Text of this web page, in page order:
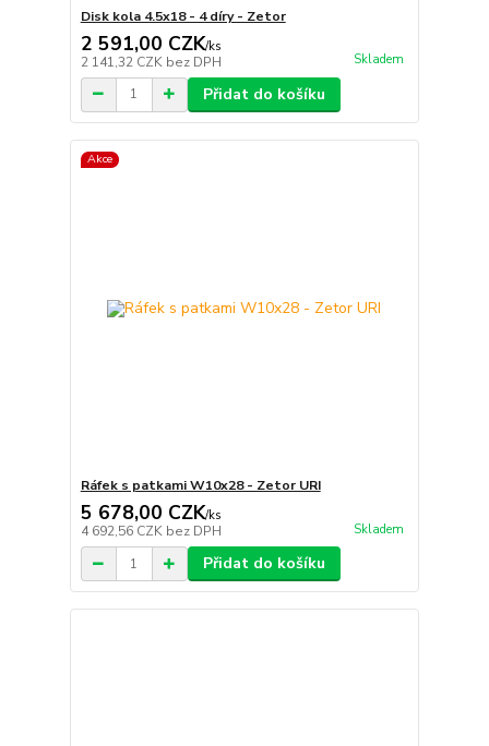
Disk kola 4.5x18 - 4 díry - Zetor
2 591,00 CZK/ks
2 141,32 CZK bez DPH Skladem
Přidat do košíku
Akce
Ráfek s patkami W10x28 - Zetor URI
5 678,00 CZK/ks
4 692,56 CZK bez DPH Skladem
Přidat do košíku